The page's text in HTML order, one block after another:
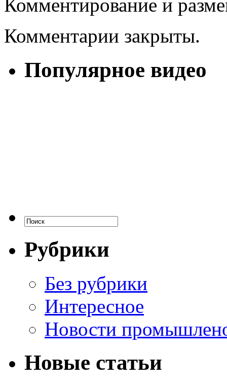
Комментирование и
Комментарии закрыты.
Популярное видео
Рубрики
Без рубрики
Интересное
Новости
Новые статьи